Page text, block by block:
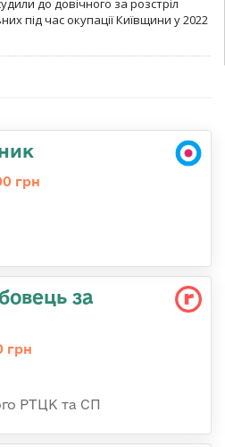
до довічного за розстріл
під час окупації Київщини у 2022
грн
за
грн
РТЦК та СП